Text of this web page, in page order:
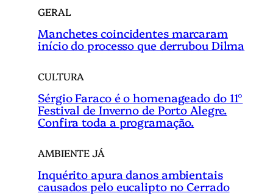
GERAL
Manchetes coincidentes marcaram
início do processo que derrubou Dilma
CULTURA
Sérgio Faraco é o homenageado do 11°
Festival de Inverno de Porto Alegre.
Confira toda a programação.
AMBIENTE JÁ
Inquérito apura danos ambientais
causados pelo eucalipto no Cerrado